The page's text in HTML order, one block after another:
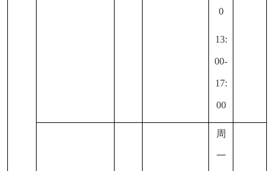
0
13:
00-
17:
00
周
一